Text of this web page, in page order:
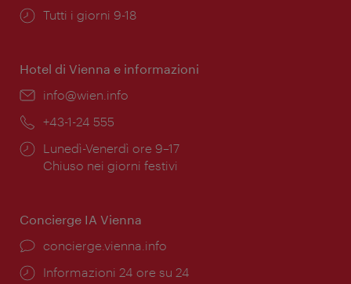
Orari
Tutti i giorni 9-18
Hotel di Vienna e informazioni
Email:
info@wien.info
Telefono:
+43-1-24 555
Orari
di
Lunedì-Venerdì ore 9–17
Chiuso nei giorni festivi
Concierge IA Vienna
Ort:
concierge.vienna.info
Öffnungszeiten:
Informazioni 24 ore su 24